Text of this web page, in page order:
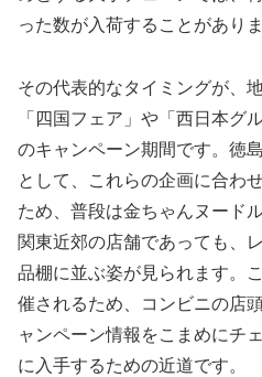
った数が入荷することがありま
その代表的なタイミングが、
「四国フェア」や「西日本グ
のキャンペーン期間です。徳
として、これらの企画に合わ
ため、普段は金ちゃんヌード
関東近郊の店舗であっても、
品棚に並ぶ姿が見られます。
催されるため、コンビニの店
ャンペーン情報をこまめにチ
に入手するための近道です。